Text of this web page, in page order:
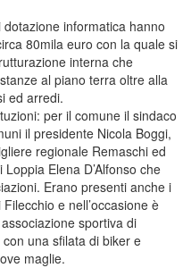
informatica hanno
80mila euro con la quale si
interna che
al piano terra oltre alla
ed arredi.
per il comune il sindaco
il presidente Nicola Boggi,
regionale Remaschi ed
Elena D’Alfonso che
Erano presenti anche i
e nell’occasione è
sportiva di
una sfilata di biker e
maglie.